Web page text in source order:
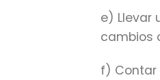
e) Llevar
cambios
f) Contar